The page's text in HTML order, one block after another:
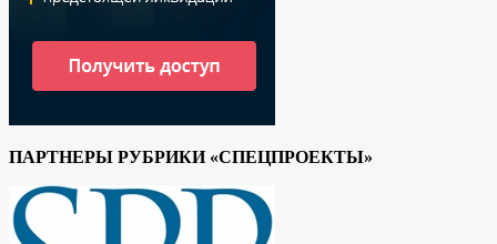
ПАРТНЕРЫ РУБРИКИ «СПЕЦПРОЕКТЫ»